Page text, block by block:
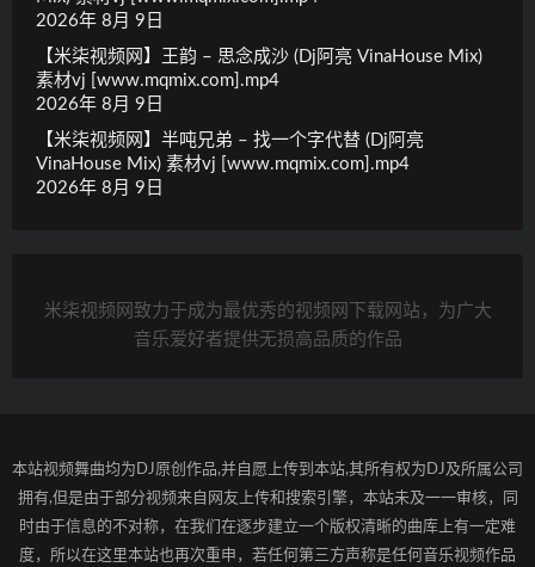
2026年 8月 9日
【米柒视频网】王韵 – 思念成沙 (Dj阿亮 VinaHouse Mix)
素材vj [www.mqmix.com].mp4
2026年 8月 9日
【米柒视频网】半吨兄弟 – 找一个字代替 (Dj阿亮
VinaHouse Mix) 素材vj [www.mqmix.com].mp4
2026年 8月 9日
米柒视频网致力于成为最优秀的视频网下载网站，为广大
音乐爱好者提供无损高品质的作品
本站视频舞曲均为DJ原创作品,并自愿上传到本站,其所有权为DJ及所属公司
拥有,但是由于部分视频来自网友上传和搜索引擎，本站未及一一审核，同
时由于信息的不对称，在我们在逐步建立一个版权清晰的曲库上有一定难
度，所以在这里本站也再次重申，若任何第三方声称是任何音乐视频作品